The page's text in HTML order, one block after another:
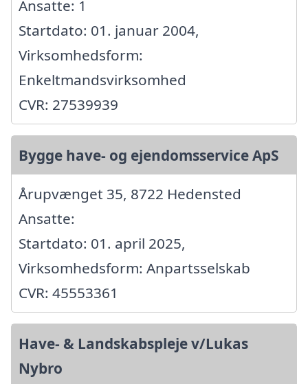
Ansatte: 1
Startdato: 01. januar 2004,
Virksomhedsform:
Enkeltmandsvirksomhed
CVR: 27539939
Bygge have- og ejendomsservice ApS
Årupvænget 35, 8722 Hedensted
Ansatte:
Startdato: 01. april 2025,
Virksomhedsform: Anpartsselskab
CVR: 45553361
Have- & Landskabspleje v/Lukas
Nybro